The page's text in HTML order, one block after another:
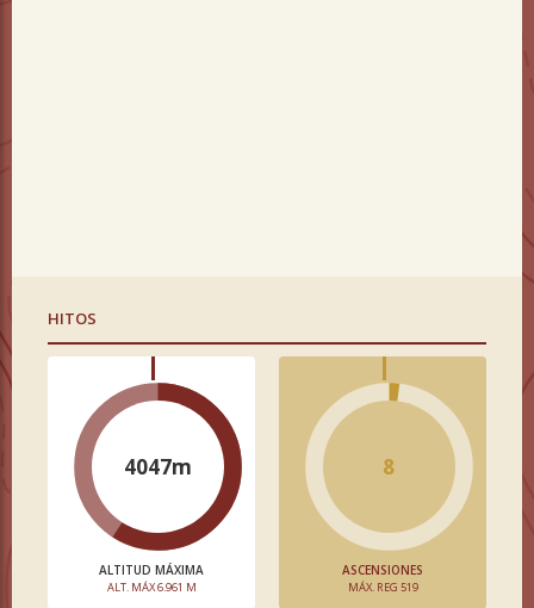
HITOS
4047m
ALTITUD MÁXIMA
ALT. MÁX 6.961 M
8
ASCENSIONES
MÁX. REG 519